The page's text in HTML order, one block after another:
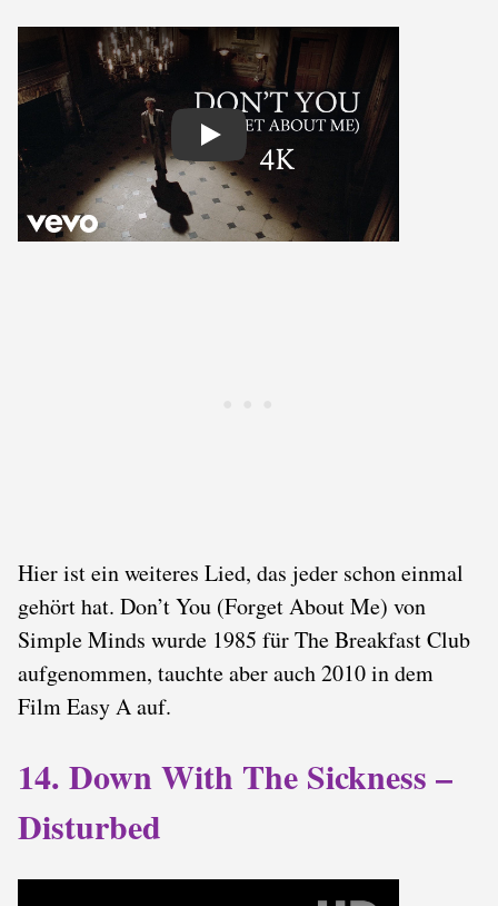
Play
Hier ist ein weiteres Lied, das jeder schon einmal
gehört hat. Don’t You (Forget About Me) von
Simple Minds wurde 1985 für The Breakfast Club
aufgenommen, tauchte aber auch 2010 in dem
Film Easy A auf.
14. Down With The Sickness –
Disturbed